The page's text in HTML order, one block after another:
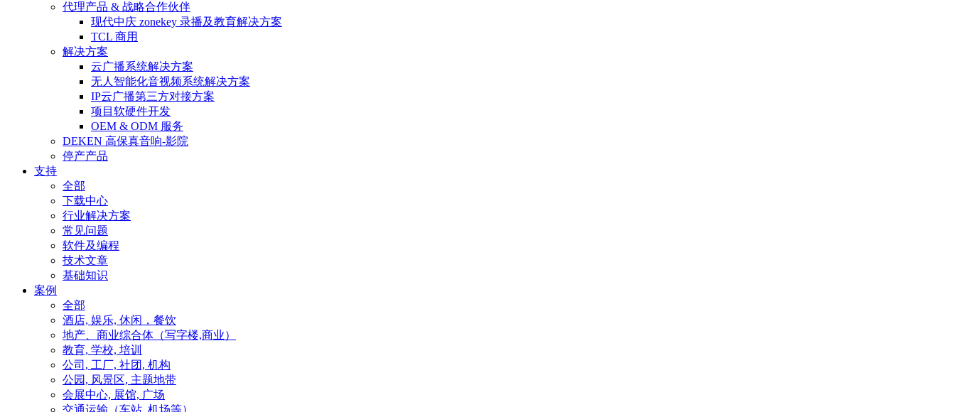
代理产品 & 战略合作伙伴
现代中庆 zonekey 录播及教育解决方案
TCL 商用
解决方案
云广播系统解决方案
无人智能化音视频系统解决方案
IP云广播第三方对接方案
项目软硬件开发
OEM & ODM 服务
DEKEN 高保真音响-影院
停产产品
支持
全部
下载中心
行业解决方案
常见问题
软件及编程
技术文章
基础知识
案例
全部
酒店, 娱乐, 休闲，餐饮
地产、商业综合体（写字楼,商业）
教育, 学校, 培训
公司, 工厂, 社团, 机构
公园, 风景区, 主题地带
会展中心, 展馆, 广场
交通运输（车站, 机场等）